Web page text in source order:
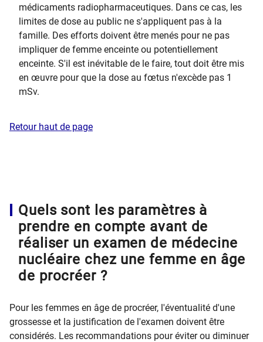
médicaments radiopharmaceutiques. Dans ce cas, les
limites de dose au public ne s'appliquent pas à la
famille. Des efforts doivent être menés pour ne pas
impliquer de femme enceinte ou potentiellement
enceinte. S'il est inévitable de le faire, tout doit être mis
en œuvre pour que la dose au fœtus n'excède pas 1
mSv.
Retour haut de page
Quels sont les paramètres à
prendre en compte avant de
réaliser un examen de médecine
nucléaire chez une femme en âge
de procréer ?
Pour les femmes en âge de procréer, l'éventualité d'une
grossesse et la justification de l'examen doivent être
considérés. Les recommandations pour éviter ou diminuer